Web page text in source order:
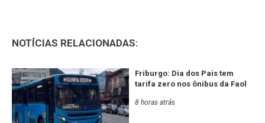
NOTÍCIAS RELACIONADAS:
Friburgo: Dia dos Pais tem
tarifa zero nos ônibus da Faol
8 horas atrás